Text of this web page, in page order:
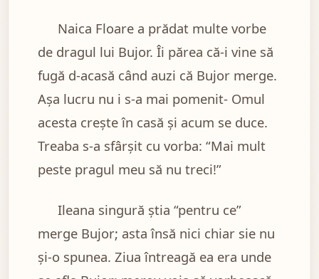
Naica Floare a prădat multe vorbe
de dragul lui Bujor. Îi părea că-i vine să
fugă d-acasă când auzi că Bujor merge.
Așa lucru nu i s-a mai pomenit- Omul
acesta crește în casă și acum se duce.
Treaba s-a sfârșit cu vorba: “Mai mult
peste pragul meu să nu treci!”
Ileana singură știa “pentru ce”
merge Bujor; asta însă nici chiar sie nu
și-o spunea. Ziua întreagă ea era unde